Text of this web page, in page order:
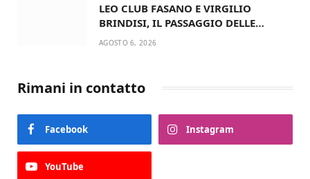
LEO CLUB FASANO E VIRGILIO
BRINDISI, IL PASSAGGIO DELLE
CONSEGNE RINNOVA UN’AMICIZIA
AGOSTO 6, 2026
Rimani in contatto
Facebook Instagram
YouTube